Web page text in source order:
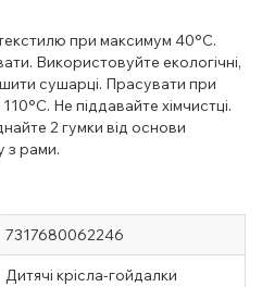
при максимум 40°C.
Використовуйте екологічні,
сушарці. Прасувати при
Не піддавайте хімчистці.
2 гумки від основи
з рами.
7317680062246
Дитячі крісла-гойдалки